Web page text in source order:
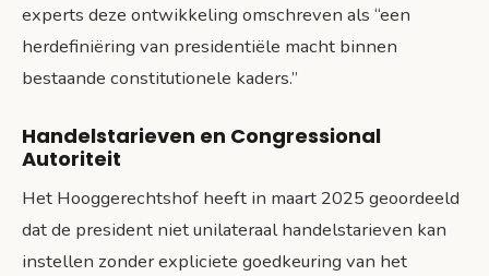
experts deze ontwikkeling omschreven als “een
herdefiniëring van presidentiële macht binnen
bestaande constitutionele kaders.”
Handelstarieven en Congressional
Autoriteit
Het Hooggerechtshof heeft in maart 2025 geoordeeld
dat de president niet unilateraal handelstarieven kan
instellen zonder expliciete goedkeuring van het